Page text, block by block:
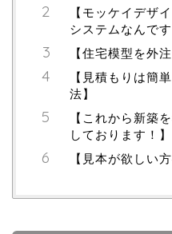
【モッケイデザ
システムなんです
【住宅模型を外
【見積もりは簡
法】
【これから新築
しております！】
【見本が欲しい